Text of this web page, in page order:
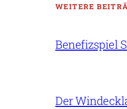
WEITERE
Benefizspiel
Der